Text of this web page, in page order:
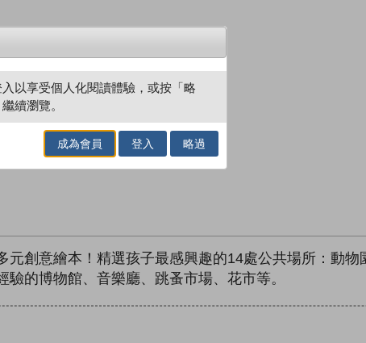
試閲 加入閱讀紀錄
加入／閱讀電子書
創意繪本！精選孩子最感興趣的14處公共場所：動物
的博物館、音樂廳、跳蚤市場、花市等。
以享受個人化閱讀體驗，或按「略
續瀏覽。
成為會員 登入 略過